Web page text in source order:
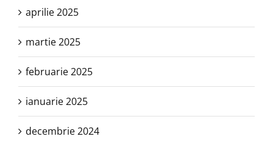
aprilie 2025
martie 2025
februarie 2025
ianuarie 2025
decembrie 2024